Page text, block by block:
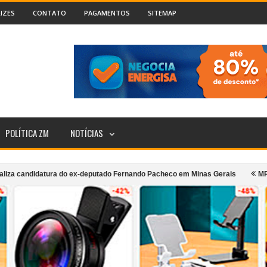
CONTATO PAGAMENTOS SITEMAP
POLÍTICA ZM NOTÍCIAS
do ex-deputado Fernando Pacheco em Minas Gerais MPMG
coletivo urbano de Cataguases Incêndio atinge segundo